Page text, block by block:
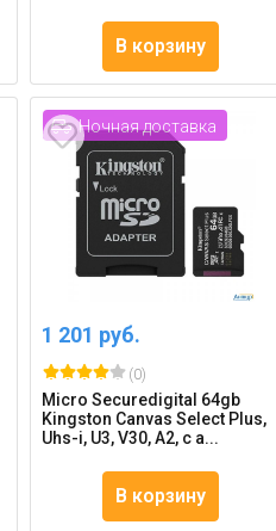
В корзину
Ночная доставка
1 201 руб.
(0)
Micro Securedigital 64gb
Kingston Canvas Select Plus,
Uhs-i, U3, V30, A2, с а...
В корзину